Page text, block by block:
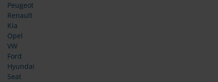
Peugeot
Renault
Kia
Opel
VW
Ford
Hyundai
Seat